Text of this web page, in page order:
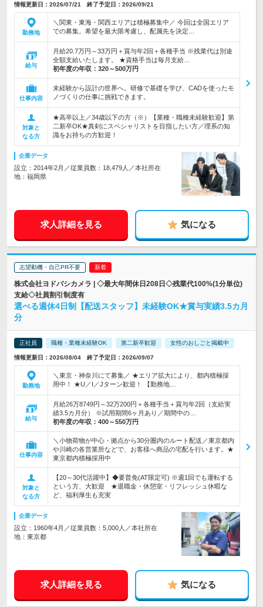
情報更新日：2026/07/21 終了予定日：2026/09/21
勤務地
＼関東・東海・関西エリアは積極募集中／ 今回は全国エリア
での募集。希望を最大限考慮し、配属先を決定…
給与
月給20.7万円～33万円＋賞与年2回＋各種手当 ※残業代は別途
全額支給いたします。 ★資格手当は毎月支給…
初年度の年収： 320～500万円
仕事内容
未経験から設計の世界へ。研修で基礎を学び、CADを使ったモ
ノづくりの仕事に挑戦できます。
対象と
なる方
★高卒以上／34歳以下の方（※）【業種・職種未経験歓迎】第
二新卒OK★真剣にスペシャリストを目指したい方／理系の知
識をお持ちの方歓迎！
企業データ
設立：2014年2月／従業員数：18,479人／本社所在
地：福岡県
求人詳細を見る 気になる
志望動機・自己PR不要
株式会社ヨドバシカメラ | ◇最大年間休日208日◇残業代100%(1分単位)
支給◇社員割引制度有
選べる週休4日制【配送スタッフ】未経験OK★賞与実績3.5カ月
分
正社員 職種・業種未経験OK 第二新卒歓迎 女性のおしごと掲載中
情報更新日：2026/08/04 終了予定日：2026/09/07
勤務地
＼東京・神奈川にて募集／ ★エリア拡大により、都内積極採
用中！ ★U／I／Jターン歓迎！ 【勤務地…
給与
月給26万8749円～32万200円＋各種手当＋賞与年2回（支給実
績3.5カ月分） ※試用期間6ヶ月あり／期間中の…
初年度の年収： 400～550万円
仕事内容
＼小物荷物が中心・拠点から30分圏内のルート配送／東京都内
や川崎の各営業所などで、お客様へ商品の宅配を行います。★
東京都内積極採用中
対象と
なる方
【20～30代活躍中】◆要普免(AT限定可) ※週1回でも運転する
という方、大歓迎 ★退職金・休憩室・リフレッシュ休暇な
ど、福利厚生も充実
企業データ
設立：1960年4月／従業員数：5,000人／本社所在
地：東京都
求人詳細を見る 気になる